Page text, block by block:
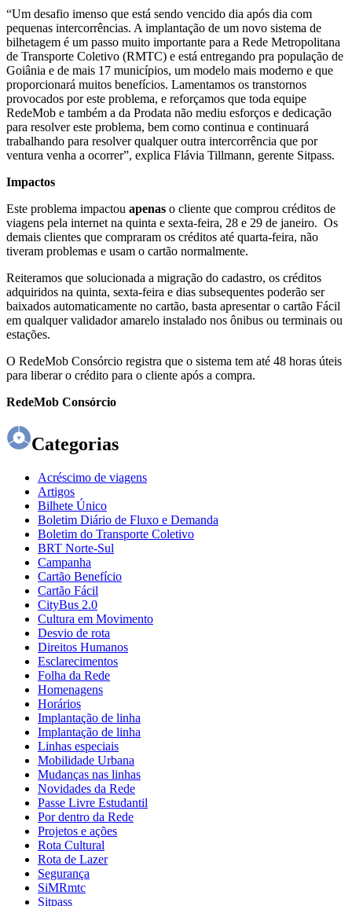
“Um desafio imenso que está sendo vencido dia após dia com
pequenas intercorrências. A implantação de um novo sistema de
bilhetagem é um passo muito importante para a Rede Metropolitana
de Transporte Coletivo (RMTC) e está entregando pra população de
Goiânia e de mais 17 municípios, um modelo mais moderno e que
proporcionará muitos benefícios. Lamentamos os transtornos
provocados por este problema, e reforçamos que toda equipe
RedeMob e também a da Prodata não mediu esforços e dedicação
para resolver este problema, bem como continua e continuará
trabalhando para resolver qualquer outra intercorrência que por
ventura venha a ocorrer”, explica Flávia Tillmann, gerente Sitpass.
Impactos
Este problema impactou apenas o cliente que comprou créditos de
viagens pela internet na quinta e sexta-feira, 28 e 29 de janeiro. Os
demais clientes que compraram os créditos até quarta-feira, não
tiveram problemas e usam o cartão normalmente.
Reiteramos que solucionada a migração do cadastro, os créditos
adquiridos na quinta, sexta-feira e dias subsequentes poderão ser
baixados automaticamente no cartão, basta apresentar o cartão Fácil
em qualquer validador amarelo instalado nos ônibus ou terminais ou
estações.
O RedeMob Consórcio registra que o sistema tem até 48 horas úteis
para liberar o crédito para o cliente após a compra.
RedeMob Consórcio
Categorias
Acréscimo de viagens
Artigos
Bilhete Único
Boletim Diário de Fluxo e Demanda
Boletim do Transporte Coletivo
BRT Norte-Sul
Campanha
Cartão Benefício
Cartão Fácil
CityBus 2.0
Cultura em Movimento
Desvio de rota
Direitos Humanos
Esclarecimentos
Folha da Rede
Homenagens
Horários
Implantação de linha
Implantação de linha
Linhas especiais
Mobilidade Urbana
Mudanças nas linhas
Novidades da Rede
Passe Livre Estudantil
Por dentro da Rede
Projetos e ações
Rota Cultural
Rota de Lazer
Segurança
SiMRmtc
Sitpass